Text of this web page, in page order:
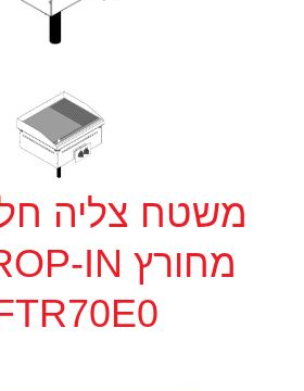
משטח צליה